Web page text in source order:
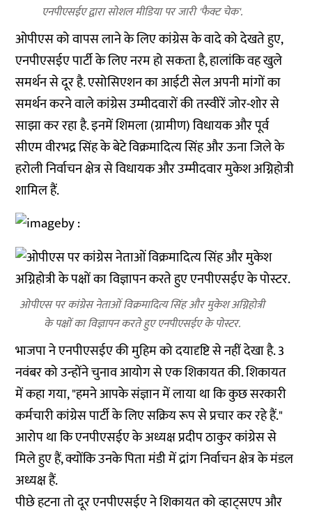
एनपीएसईए द्वारा सोशल मीडिया पर जारी 'फैक्ट चेक'.
ओपीएस को वापस लाने के लिए कांग्रेस के वादे को देखते हुए,
एनपीएसईए पार्टी के लिए नरम हो सकता है, हालांकि वह खुले
समर्थन से दूर है. एसोसिएशन का आईटी सेल अपनी मांगों का
समर्थन करने वाले कांग्रेस उम्मीदवारों की तस्वीरें जोर-शोर से
साझा कर रहा है. इनमें शिमला (ग्रामीण) विधायक और पूर्व
सीएम वीरभद्र सिंह के बेटे विक्रमादित्य सिंह और ऊना जिले के
हरोली निर्वाचन क्षेत्र से विधायक और उम्मीदवार मुकेश अग्निहोत्री
शामिल हैं.
ओपीएस पर कांग्रेस नेताओं विक्रमादित्य सिंह और मुकेश अग्निहोत्री
के पक्षों का विज्ञापन करते हुए एनपीएसईए के पोस्टर.
भाजपा ने एनपीएसईए की मुहिम को दयादृष्टि से नहीं देखा है. 3
नवंबर को उन्होंने चुनाव आयोग से एक शिकायत की. शिकायत
में कहा गया, "हमने आपके संज्ञान में लाया था कि कुछ सरकारी
कर्मचारी कांग्रेस पार्टी के लिए सक्रिय रूप से प्रचार कर रहे हैं."
आरोप था कि एनपीएसईए के अध्यक्ष प्रदीप ठाकुर कांग्रेस से
मिले हुए हैं, क्योंकि उनके पिता मंडी में द्रांग निर्वाचन क्षेत्र के मंडल
अध्यक्ष हैं.
पीछे हटना तो दूर एनपीएसईए ने शिकायत को व्हाट्सएप और